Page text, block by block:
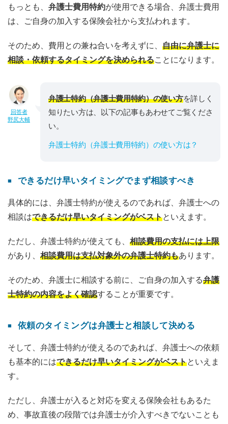
もっとも、 弁護士費用特約が使用できる場合、弁護士費用
は、ご自身の加入する保険会社から支払われます。
そのため、費用との兼ね合いを考えずに、 自由に弁護士に
相談・依頼するタイミングを決められることになります。
回答者
野尻大輔
弁護士特約（弁護士費用特約）の使い方を詳しく
知りたい方は、以下の記事もあわせてご覧くださ
い。
弁護士特約（弁護士費用特約）の使い方は？
できるだけ早いタイミングでまず相談すべき
具体的には、弁護士特約が使えるのであれば、弁護士への
相談はできるだけ早いタイミングがベストといえます。
ただし、弁護士特約が使えても、 相談費用の支払には上限
があり、 相談費用は支払対象外の弁護士特約もあります。
そのため、弁護士に相談する前に、ご自身の加入する弁護
士特約の内容をよく確認することが重要です。
依頼のタイミングは弁護士と相談して決める
そして、弁護士特約が使えるのであれば、弁護士への依頼
も基本的にはできるだけ早いタイミングがベストといえま
す。
ただし、弁護士が入ると対応を変える保険会社もあるた
め、事故直後の段階では弁護士が介入すべきでないことも